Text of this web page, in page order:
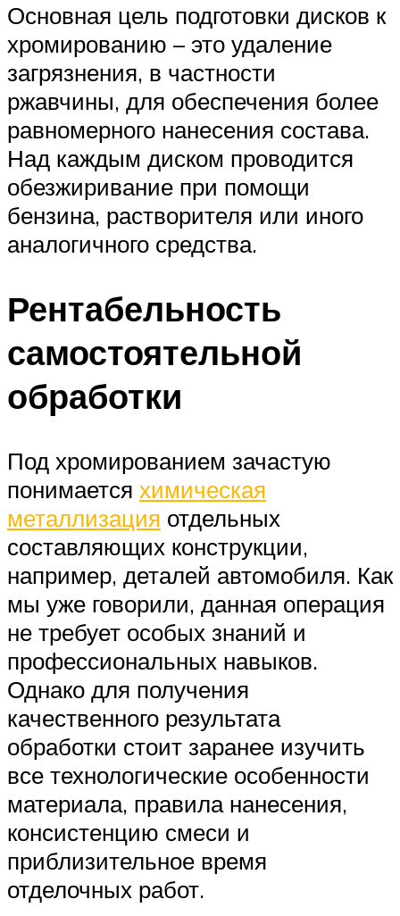
Основная цель подготовки дисков к
хромированию – это удаление
загрязнения, в частности
ржавчины, для обеспечения более
равномерного нанесения состава.
Над каждым диском проводится
обезжиривание при помощи
бензина, растворителя или иного
аналогичного средства.
Рентабельность
самостоятельной
обработки
Под хромированием зачастую
понимается химическая
металлизация отдельных
составляющих конструкции,
например, деталей автомобиля. Как
мы уже говорили, данная операция
не требует особых знаний и
профессиональных навыков.
Однако для получения
качественного результата
обработки стоит заранее изучить
все технологические особенности
материала, правила нанесения,
консистенцию смеси и
приблизительное время
отделочных работ.